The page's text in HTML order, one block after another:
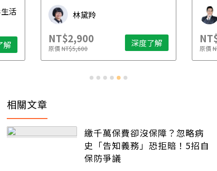
活
解
林黛羚
NT$2,900
原價NT$5,600 深度了解 原價
相關文章
繳千萬保費卻沒保障？忽略病
史「告知義務」恐拒賠！5招自
保防爭議